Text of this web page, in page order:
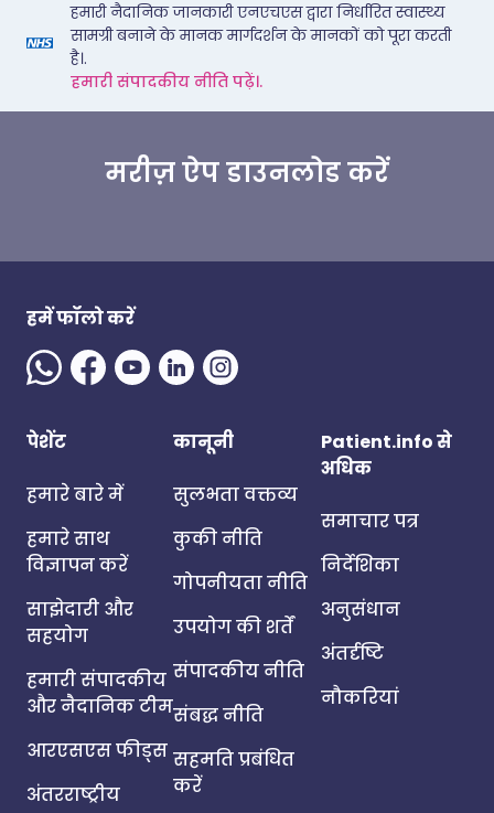
हमारी नैदानिक जानकारी एनएचएस द्वारा निर्धारित स्वास्थ्य
सामग्री बनाने के मानक मार्गदर्शन के मानकों को पूरा करती
है।.
हमारी संपादकीय नीति पढ़ें।.
मरीज़ ऐप डाउनलोड करें
हमें फॉलो करें
पेशेंट
हमारे बारे में
हमारे साथ
विज्ञापन करें
साझेदारी और
सहयोग
हमारी संपादकीय
और नैदानिक टीम
आरएसएस फीड्स
अंतरराष्ट्रीय
कानूनी
सुलभता वक्तव्य
कुकी नीति
गोपनीयता नीति
उपयोग की शर्तें
संपादकीय नीति
संबद्ध नीति
सहमति प्रबंधित
करें
Patient.info से
अधिक
समाचार पत्र
निर्देशिका
अनुसंधान
अंतर्दृष्टि
नौकरियां